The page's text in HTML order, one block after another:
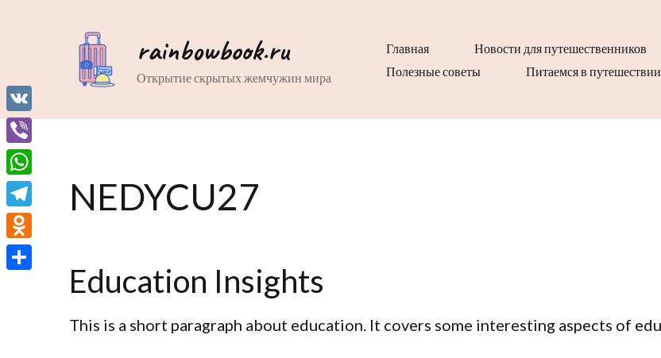
rainbowbook.ru
Открытие скрытых жемчужин мира
Главная Новости для путешественников
Полезные советы
Питаемся в путешествии
NEDYCU27
Education Insights
This is a short paragraph about education. It covers some interesting aspects of
VK
Viber
WhatsApp
Telegram
Odnoklassniki